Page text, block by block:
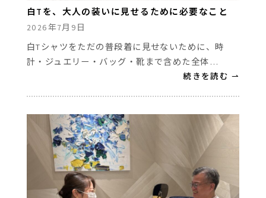
白Tを、大人の装いに見せるために必要なこと
2026年7月9日
白Tシャツをただの普段着に見せないために、時
計・ジュエリー・バッグ・靴まで含めた全体…
続きを読む ⇀